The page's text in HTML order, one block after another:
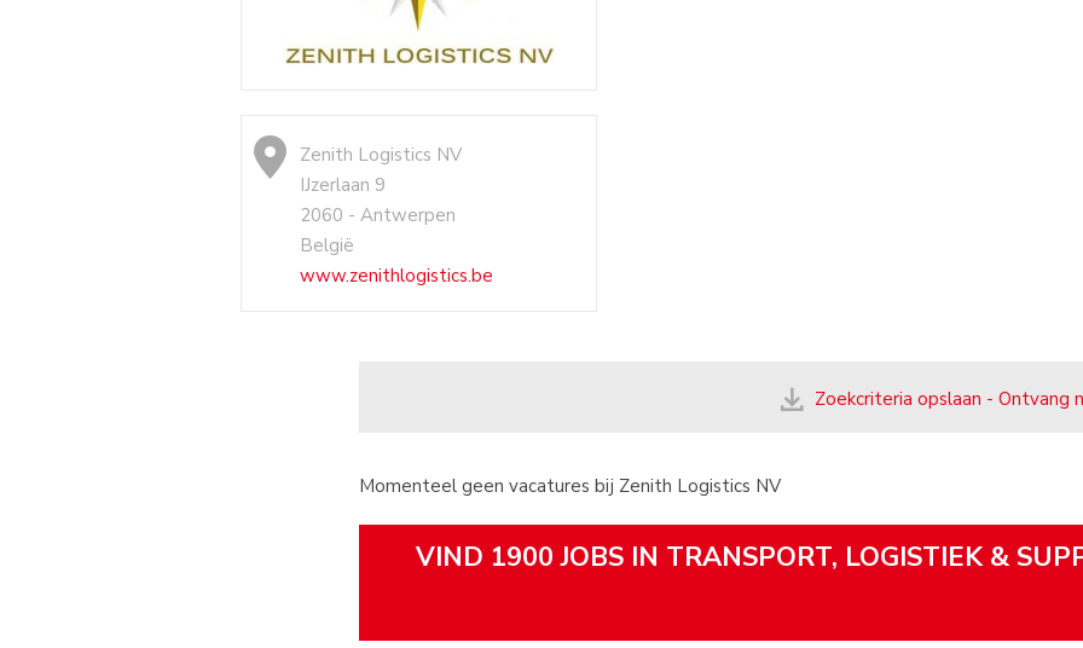
Zenith Logistics NV
IJzerlaan 9
2060 - Antwerpen
België
www.zenithlogistics.be
Zoekcriteria opslaan - Ontvang
Momenteel geen vacatures bij Zenith Logistics NV
VIND 1900 JOBS IN TRANSPORT, LOGISTIEK &